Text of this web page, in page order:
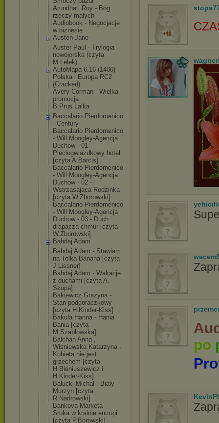
Arundhati Roy - Bóg
rzeczy małych
Audiobook - Negocjacje
w biznesie
Austen Jane
Auster Paul - Trylogia
nowojorska (czyta
M.Lelek)
AutoMapa 6.16 (1406)
Polska i Europa RC2
(Cracked)
Avery Corman - Wielka
promocja
B.Prus Lalka
Baccalario Pierdomenico
- Century
Baccalario Pierdomenico
- Will Moogley-Agencja
Duchow - 01 -
Pieciogwiazdkowy hotel
[czyta A.Barcis]
Baccalario Pierdomenico
- Will Moogley-Agencja
Duchow - 02 -
Wstrzasajaca Rodzinka
[czyta W.Zborowski]
Baccalario Pierdomenico
- Will Moogley-Agencja
Duchow - 03 - Duch
drapacza chmur [czyta
W.Zborowski]
Bahdaj Adam
Bahdaj Adam - Stawiam
na Tolka Banana [czyta
J.Lissner]
Bahdaj Adam - Wakacje
z duchami [czyta A.
Szopa]
Bakiewicz Grazyna -
Stan podgoraczkowy
[czyta H.Kinder-Kiss]
Bakula Hanna - Hania
Bania [czyta
M.Szablowska]
Balchan Anna ,
Wisniewska Katarzyna -
Kobieta nie jest
grzechem [czyta
H.Bieniuszewicz i
H.Kinder-Kiss]
Balucki Michal - Bialy
Murzyn [czyta
R.Nadrowski]
Bankova Marketa -
Sroka w krainie entropii
[czyta P.Borowski]
po